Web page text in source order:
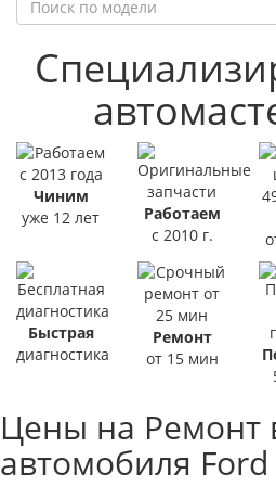
Чиним
уже 12 лет
Работаем
с 2010 г.
Быстрая
диагностика
Ремонт
от 15 мин
Цены на Ремонт
автомобиля Ford